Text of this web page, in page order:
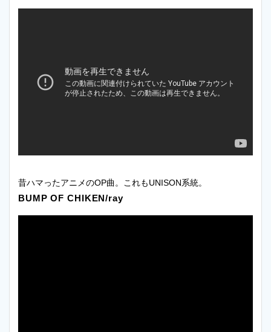
昔ハマったアニメのOP曲。これもUNISON系統。
BUMP OF CHIKEN/ray